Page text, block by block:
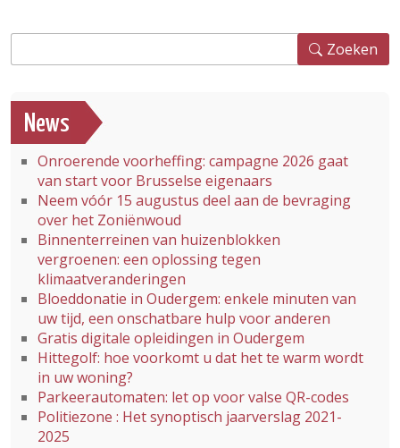
Zoeken
News
Onroerende voorheffing: campagne 2026 gaat
van start voor Brusselse eigenaars
Neem vóór 15 augustus deel aan de bevraging
over het Zoniënwoud
Binnenterreinen van huizenblokken
vergroenen: een oplossing tegen
klimaatveranderingen
Bloeddonatie in Oudergem: enkele minuten van
uw tijd, een onschatbare hulp voor anderen
Gratis digitale opleidingen in Oudergem
Hittegolf: hoe voorkomt u dat het te warm wordt
in uw woning?
Parkeerautomaten: let op voor valse QR-codes
Politiezone : Het synoptisch jaarverslag 2021-
2025